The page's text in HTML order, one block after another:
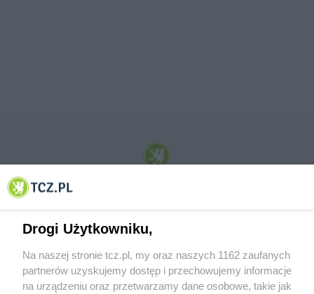
© 2001-2026 Tczew - TCZ.PL Sp. z o.o. Internetowy Serwis Informacyjny Miasta
Drogi Użytkowniku,
Na naszej stronie tcz.pl, my oraz naszych 1162 zaufanych
partnerów uzyskujemy dostęp i przechowujemy informacje
na urządzeniu oraz przetwarzamy dane osobowe, takie jak